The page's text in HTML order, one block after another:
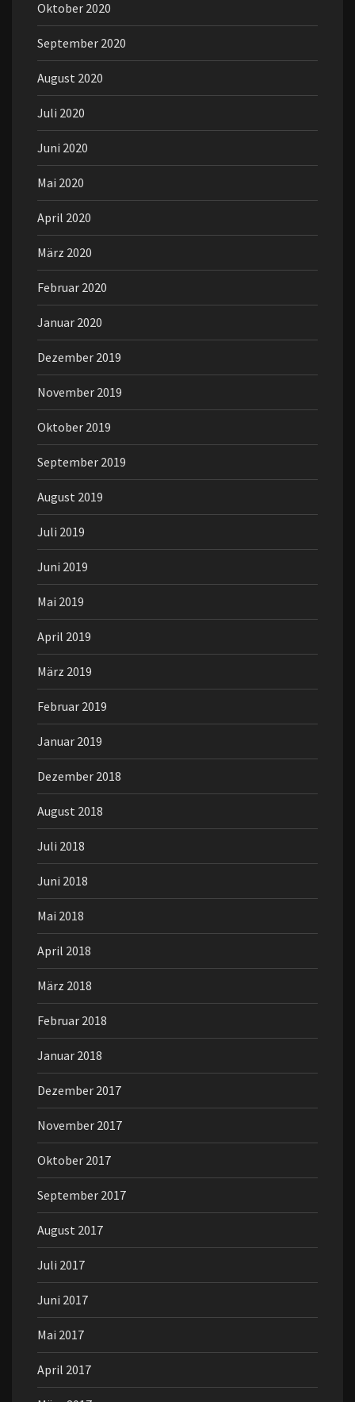
Oktober 2020
September 2020
August 2020
Juli 2020
Juni 2020
Mai 2020
April 2020
März 2020
Februar 2020
Januar 2020
Dezember 2019
November 2019
Oktober 2019
September 2019
August 2019
Juli 2019
Juni 2019
Mai 2019
April 2019
März 2019
Februar 2019
Januar 2019
Dezember 2018
August 2018
Juli 2018
Juni 2018
Mai 2018
April 2018
März 2018
Februar 2018
Januar 2018
Dezember 2017
November 2017
Oktober 2017
September 2017
August 2017
Juli 2017
Juni 2017
Mai 2017
April 2017